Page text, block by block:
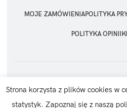
MOJE ZAMÓWIENIAPOLITYKA
POLITYKA OPINII
Strona korzysta z plików cookies w
statystyk. Zapoznaj się z naszą